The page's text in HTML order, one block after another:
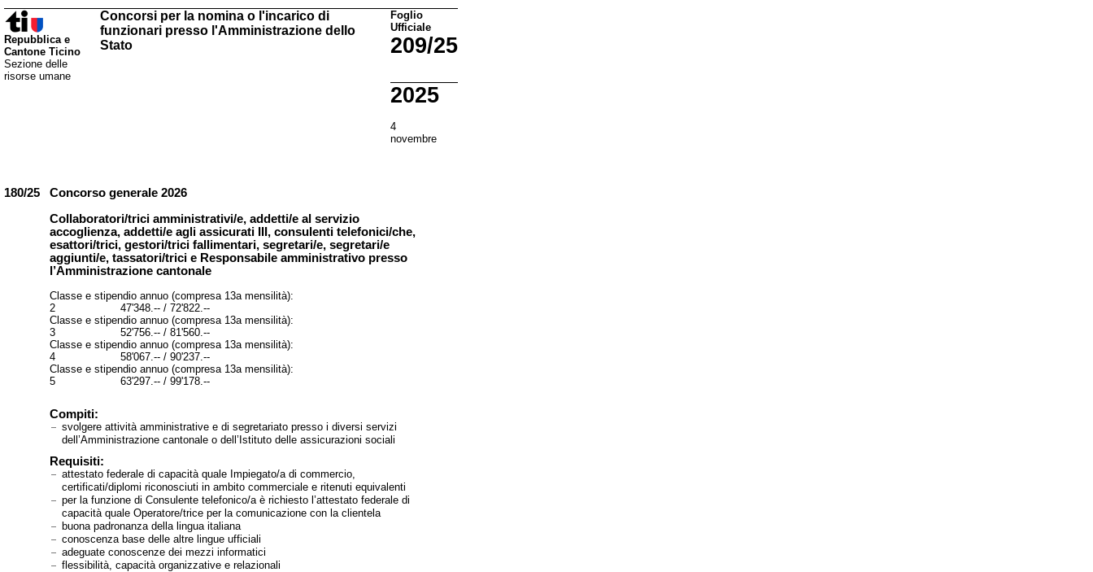
Repubblica e
Cantone Ticino
Sezione delle
risorse umane
Concorsi per la nomina o l'incarico di
funzionari presso l'Amministrazione dello
Stato
Foglio
Ufficiale
209/25
2025
4
novembre
180/25
Concorso generale 2026
Collaboratori/trici amministrativi/e, addetti/e al servizio
accoglienza, addetti/e agli assicurati III, consulenti telefonici/che,
esattori/trici, gestori/trici fallimentari, segretari/e, segretari/e
aggiunti/e, tassatori/trici e Responsabile amministrativo presso
l’Amministrazione cantonale
Classe e stipendio annuo (compresa 13a mensilità):
2 47'348.-- / 72'822.--
Classe e stipendio annuo (compresa 13a mensilità):
3 52'756.-- / 81'560.--
Classe e stipendio annuo (compresa 13a mensilità):
4 58'067.-- / 90'237.--
Classe e stipendio annuo (compresa 13a mensilità):
5 63'297.-- / 99'178.--
Compiti:
svolgere attività amministrative e di segretariato presso i diversi servizi
dell’Amministrazione cantonale o dell’Istituto delle assicurazioni sociali
Requisiti:
attestato federale di capacità quale Impiegato/a di commercio,
certificati/diplomi riconosciuti in ambito commerciale e ritenuti equivalenti
per la funzione di Consulente telefonico/a è richiesto l’attestato federale di
capacità quale Operatore/trice per la comunicazione con la clientela
buona padronanza della lingua italiana
conoscenza base delle altre lingue ufficiali
adeguate conoscenze dei mezzi informatici
flessibilità, capacità organizzative e relazionali